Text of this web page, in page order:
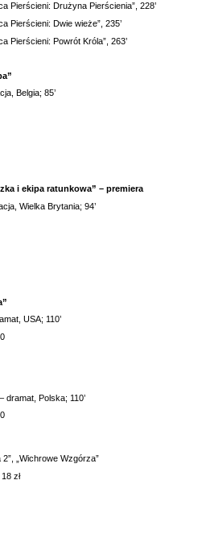
Pierścieni: Drużyna Pierścienia”, 228’
Pierścieni: Dwie wieże”, 235’
Pierścieni: Powrót Króla”, 263’
Belgia; 85’
i ekipa ratunkowa” – premiera
Wielka Brytania; 94’
USA; 110’
dramat, Polska; 110’
„Wichrowe Wzgórza”
zł